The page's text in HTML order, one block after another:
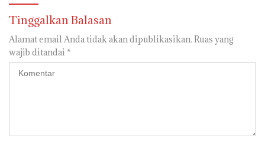
Tinggalkan Balasan
Alamat email Anda tidak akan dipublikasikan. Ruas yang
wajib ditandai *